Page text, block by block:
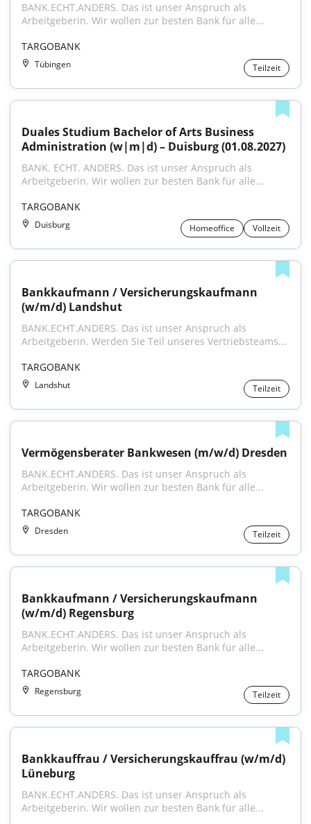
BANK.ECHT.ANDERS. Das ist unser Anspruch als
Arbeitgeberin. Wir wollen zur besten Bank für alle...
TARGOBANK
Tübingen Teilzeit
Duales Studium Bachelor of Arts Business
Administration (w|m|d) – Duisburg (01.08.2027)
BANK. ECHT. ANDERS. Das ist unser Anspruch als
Arbeitgeberin. Wir wollen zur besten Bank für alle...
TARGOBANK
Duisburg Homeoffice Vollzeit
Bankkaufmann / Versicherungskaufmann
(w/m/d) Landshut
BANK.ECHT.ANDERS. Das ist unser Anspruch als
Arbeitgeberin. Werden Sie Teil unseres Vertriebsteams...
TARGOBANK
Landshut Teilzeit
Vermögensberater Bankwesen (m/w/d) Dresden
BANK.ECHT.ANDERS. Das ist unser Anspruch als
Arbeitgeberin. Wir wollen zur besten Bank für alle...
TARGOBANK
Dresden Teilzeit
Bankkaufmann / Versicherungskaufmann
(w/m/d) Regensburg
BANK.ECHT.ANDERS. Das ist unser Anspruch als
Arbeitgeberin. Wir wollen zur besten Bank für alle...
TARGOBANK
Regensburg Teilzeit
Bankkauffrau / Versicherungskauffrau (w/m/d)
Lüneburg
BANK.ECHT.ANDERS. Das ist unser Anspruch als
Arbeitgeberin. Wir wollen zur besten Bank für alle...